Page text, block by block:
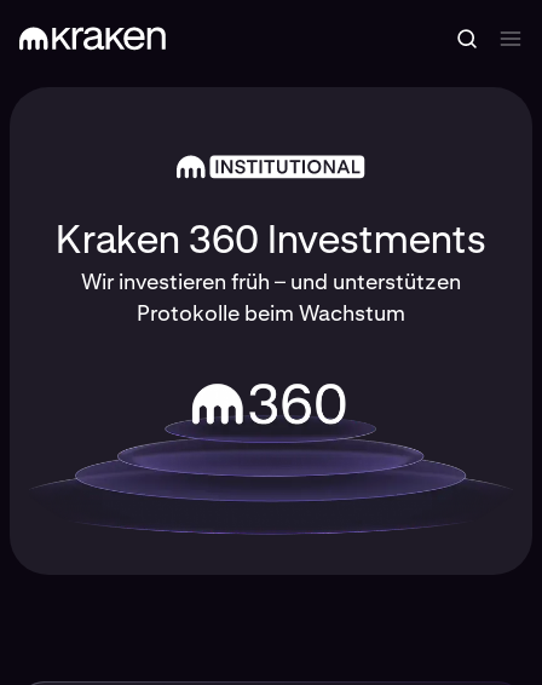
Kraken 360 Investments
Wir investieren früh – und unterstützen
Protokolle beim Wachstum